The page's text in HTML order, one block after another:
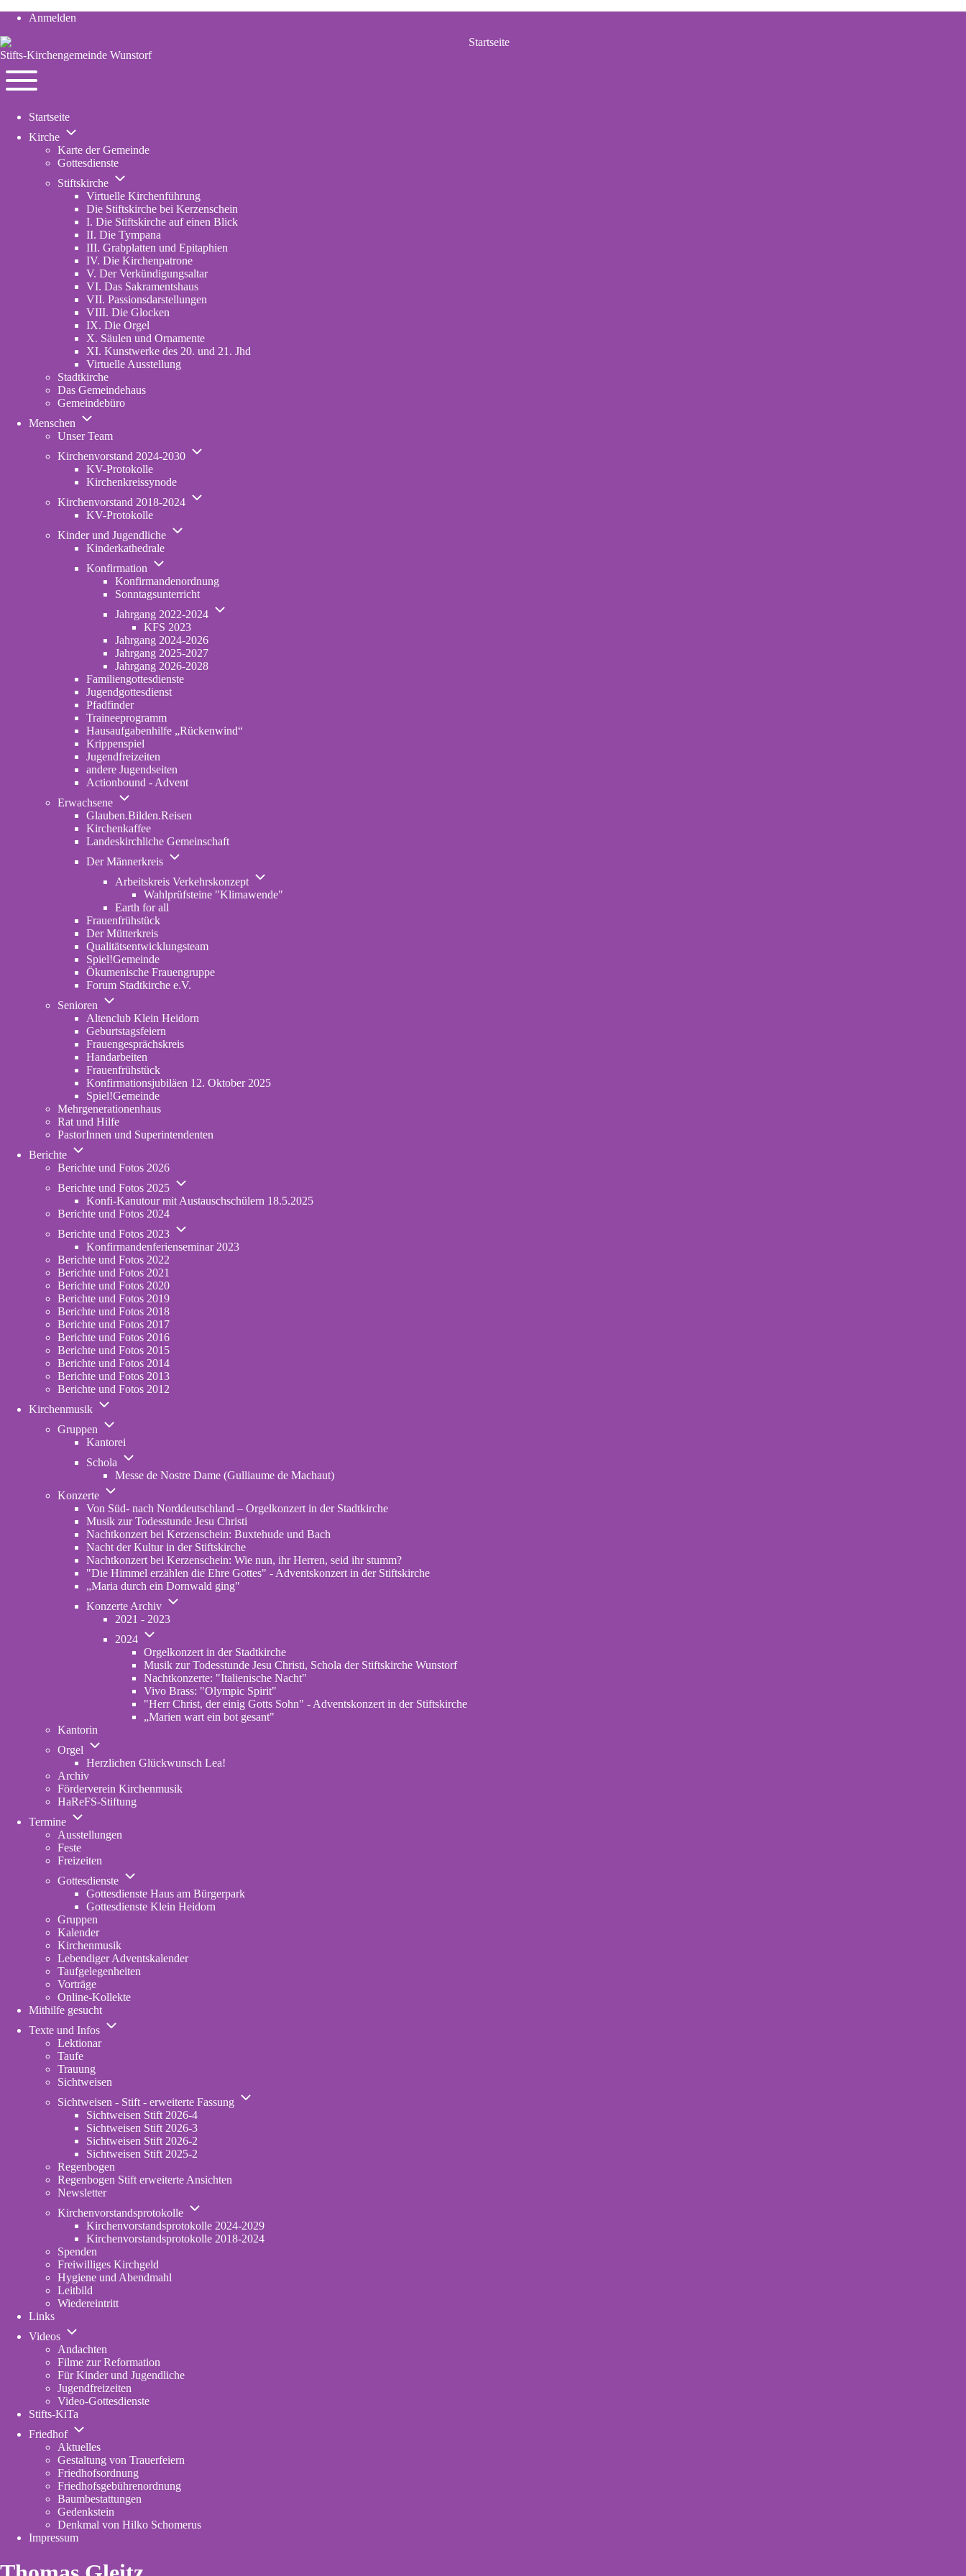
User
account
menu
Anmelden
Stifts-Kirchengemeinde Wunstorf
Navigation
main
Startseite
Kirche
Unternavigation
Kirche
Karte der Gemeinde
Gottesdienste
Stiftskirche
Unternavigation
Stiftskirche
Virtuelle Kirchenführung
Die Stiftskirche bei Kerzenschein
I. Die Stiftskirche auf einen Blick
II. Die Tympana
III. Grabplatten und Epitaphien
IV. Die Kirchenpatrone
V. Der Verkündigungsaltar
VI. Das Sakramentshaus
VII. Passionsdarstellungen
VIII. Die Glocken
IX. Die Orgel
X. Säulen und Ornamente
XI. Kunstwerke des 20. und 21. Jhd
Virtuelle Ausstellung
Stadtkirche
Das Gemeindehaus
Gemeindebüro
Menschen
Unternavigation
Menschen
Unser Team
Kirchenvorstand 2024-2030
Unternavigation
2030
KV-Protokolle
Kirchenkreissynode
Kirchenvorstand 2018-2024
Unternavigation
KV-Protokolle
Kinder und Jugendliche
Unternavigation
Jugendliche
Kinderkathedrale
Konfirmation
Unternavigation
Konfirmation
Konfirmandenordnung
Sonntagsunterricht
Jahrgang 2022-2024
Unternavigation
KFS 2023
Jahrgang 2024-2026
Jahrgang 2025-2027
Jahrgang 2026-2028
Familiengottesdienste
Jugendgottesdienst
Pfadfinder(opens
in
new
tab)
Traineeprogramm
Hausaufgabenhilfe „Rückenwind“
Krippenspiel
Jugendfreizeiten
andere Jugendseiten
Actionbound - Advent
Erwachsene
Unternavigation
Erwachsene
Glauben.Bilden.Reisen
new
Kirchenkaffee
Landeskirchliche Gemeinschaft
Der Männerkreis
Unternavigation
Der
Männerkreis
Arbeitskreis Verkehrskonzept
Unternavigation
Arbeitskreis
Wahlprüfsteine "Klimawende"
Earth for all
Frauenfrühstück
Der Mütterkreis
Qualitätsentwicklungsteam
Spiel!Gemeinde
Ökumenische Frauengruppe
Forum Stadtkirche e.V.
tab)
Senioren
Unternavigation
Senioren
Altenclub Klein Heidorn
Geburtstagsfeiern
Frauengesprächskreis
Handarbeiten
Frauenfrühstück
Konfirmationsjubiläen 12. Oktober 2025
Spiel!Gemeinde
Mehrgenerationenhaus
new
Rat und Hilfe
PastorInnen und Superintendenten
Berichte
Unternavigation
Berichte
Berichte und Fotos 2026
Berichte und Fotos 2025
Unternavigation
Berichte
Fotos
2025
Konfi-Kanutour mit Austauschschülern 18.5.2025
Berichte und Fotos 2024
Berichte und Fotos 2023
Unternavigation
Berichte
Konfirmandenferienseminar 2023
Berichte und Fotos 2022
Berichte und Fotos 2021
Berichte und Fotos 2020
Berichte und Fotos 2019
Berichte und Fotos 2018
Berichte und Fotos 2017
Berichte und Fotos 2016
Berichte und Fotos 2015
Berichte und Fotos 2014
Berichte und Fotos 2013
Berichte und Fotos 2012
Kirchenmusik
Unternavigation
Kirchenmusik
Gruppen
Unternavigation
Gruppen
Kantorei
Schola
Unternavigation
Schola
Messe de Nostre Dame (Gulliaume de Machaut)
Konzerte
Unternavigation
Konzerte
Von Süd- nach Norddeutschland – Orgelkonzert in der Stadtkirche
Musik zur Todesstunde Jesu Christi
Nachtkonzert bei Kerzenschein: Buxtehude und Bach
Nacht der Kultur in der Stiftskirche
Nachtkonzert bei Kerzenschein: Wie nun, ihr Herren, seid ihr stumm?
"Die Himmel erzählen die Ehre Gottes" - Adventskonzert in der Stiftskirche
„Maria durch ein Dornwald ging"
Konzerte Archiv
Unternavigation
Konzerte
2021 - 2023
2024
Unternavigation
2024
Orgelkonzert in der Stadtkirche
Musik zur Todesstunde Jesu Christi, Schola der Stiftskirche Wunstorf
Nachtkonzerte: "Italienische Nacht"
Vivo Brass: "Olympic Spirit"
"Herr Christ, der einig Gotts Sohn" - Adventskonzert in der Stiftskirche
„Marien wart ein bot gesant"
Kantorin
Orgel
Unternavigation
Orgel
Herzlichen Glückwunsch Lea!
Archiv
Förderverein Kirchenmusik
HaReFS-Stiftung
Termine
Unternavigation
Termine
Ausstellungen
Feste
Freizeiten
Gottesdienste
Unternavigation
Gottesdienste
Gottesdienste Haus am Bürgerpark
Gottesdienste Klein Heidorn
Gruppen
Kalender
Kirchenmusik
Lebendiger Adventskalender
Taufgelegenheiten
Vorträge
Online-Kollekte
Mithilfe gesucht
Texte und Infos
Unternavigation
Lektionar
Taufe
Trauung
Sichtweisen
Sichtweisen - Stift - erweiterte Fassung
Unternavigation
Sichtweisen Stift 2026-4
Sichtweisen Stift 2026-3
Sichtweisen Stift 2026-2
Sichtweisen Stift 2025-2
Regenbogen
Regenbogen Stift erweiterte Ansichten
Newsletter
Kirchenvorstandsprotokolle
Unternavigation
Kirchenvorstandsprotokolle
Kirchenvorstandsprotokolle 2024-2029
Kirchenvorstandsprotokolle 2018-2024
Spenden
Freiwilliges Kirchgeld
Hygiene und Abendmahl
Leitbild
Wiedereintritt
Links
Videos
Unternavigation
Videos
Andachten
Filme zur Reformation
Für Kinder und Jugendliche
Jugendfreizeiten
Video-Gottesdienste
Stifts-KiTa
in
tab)
Friedhof
Unternavigation
Friedhof
Aktuelles
Gestaltung von Trauerfeiern
Friedhofsordnung
Friedhofsgebührenordnung
tab)
Baumbestattungen
Gedenkstein
Denkmal von Hilko Schomerus
Impressum